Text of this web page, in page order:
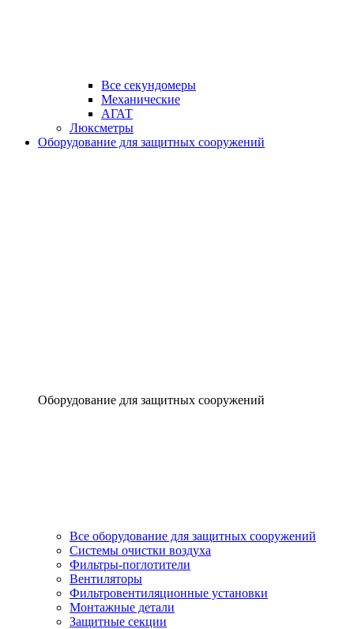
Все секундомеры
Механические
АГАТ
Люксметры
Оборудование для защитных сооружений
Оборудование для защитных сооружений
Все оборудование для защитных сооружений
Системы очистки воздуха
Фильтры-поглотители
Вентиляторы
Фильтровентиляционные установки
Монтажные детали
Защитные секции